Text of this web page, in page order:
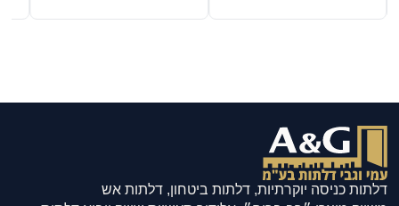
דלתות כניסה יוקרתיות, דלתות ביטחון, דלתות אש